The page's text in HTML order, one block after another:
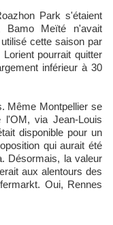
Park s'étaient
Bamo Meïté n'avait
cette saison par
pourrait quitter
inférieur à 30
Même Montpellier se
l'OM, via Jean-Louis
disponible pour un
qui aurait été
Désormais, la valeur
aux alentours des
Oui, Rennes